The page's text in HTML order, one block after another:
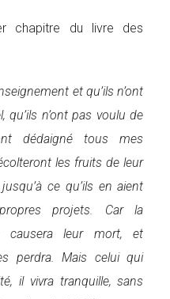
chapitre du livre des
et qu’ils n’ont
qu’ils n’ont pas voulu de
dédaigné tous mes
les fruits de leur
ce qu’ils en aient
projets. Car la
causera leur mort, et
perdra. Mais celui qui
il vivra tranquille, sans